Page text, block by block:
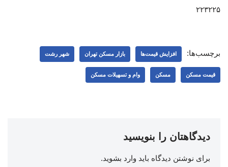
۲۲۳۲۲۵
برچسب‌ها: افزایش قیمت‌ها بازار مسکن تهران شهر رشت
قیمت مسکن مسکن وام و تسهیلات مسکن
دیدگاهتان را بنویسید
برای نوشتن دیدگاه باید وارد بشوید.